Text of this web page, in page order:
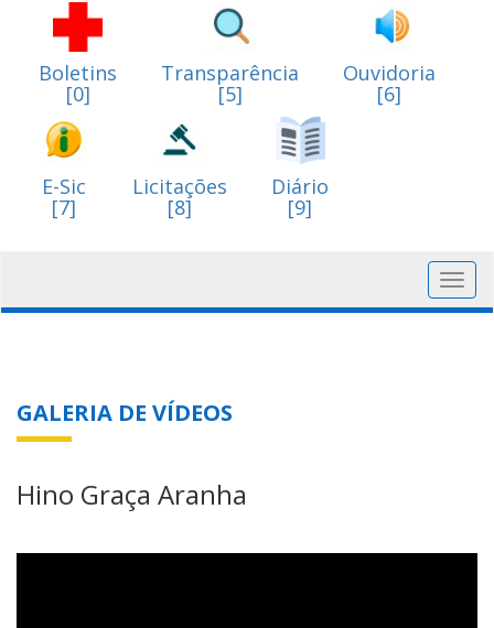
Boletins
[0]
Transparência
[5]
Ouvidoria
[6]
E-Sic
[7]
Licitações
[8]
Diário
[9]
GALERIA DE VÍDEOS
Hino Graça Aranha